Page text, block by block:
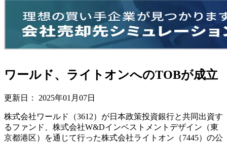
ワールド、ライトオンへのTOBが成立
更新日： 2025年01月07日
株式会社ワールド（3612）が日本政策投資銀行と共同出資す
るファンド、株式会社W&Dインベストメントデザイン（東
京都港区）を通じて行った株式会社ライトオン（7445）の公